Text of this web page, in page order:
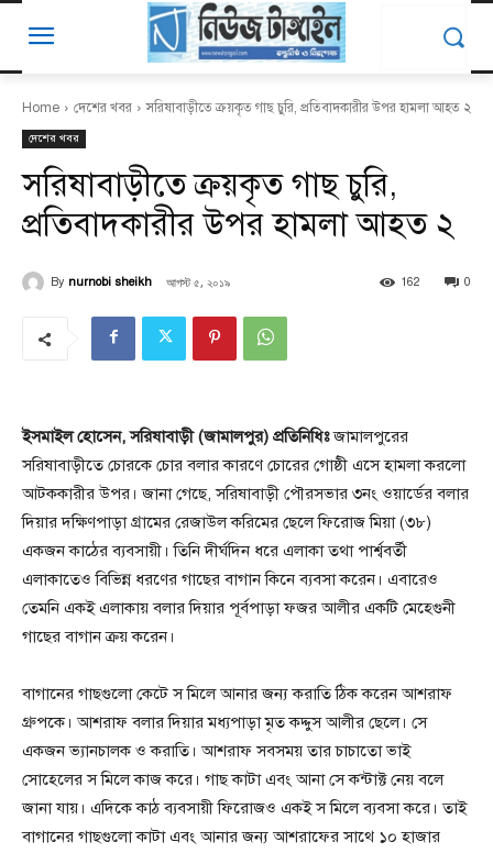
Home দেশের খবর সরিষাবাড়ীতে ক্রয়কৃত গাছ চুরি, প্রতিবাদকারীর উপর হামলা আহত ২
দেশের খবর
সরিষাবাড়ীতে ক্রয়কৃত গাছ চুরি,
প্রতিবাদকারীর উপর হামলা আহত ২
By nurnobi sheikh আগস্ট ৫, ২০১৯ 0
162
ইসমাইল হোসেন, সরিষাবাড়ী (জামালপুর) প্রতিনিধিঃজামালপুরের
সরিষাবাড়ীতে চোরকে চোর বলার কারণে চোরের গোষ্ঠী এসে হামলা করলো
আটককারীর উপর। জানা গেছে, সরিষাবাড়ী পৌরসভার ৩নং ওয়ার্ডের বলার
দিয়ার দক্ষিণপাড়া গ্রামের রেজাউল করিমের ছেলে ফিরোজ মিয়া (৩৮)
একজন কাঠের ব্যবসায়ী। তিনি দীর্ঘদিন ধরে এলাকা তথা পার্শ্ববর্তী
এলাকাতেও বিভিন্ন ধরণের গাছের বাগান কিনে ব্যবসা করেন। এবারেও
তেমনি একই এলাকায় বলার দিয়ার পূর্বপাড়া ফজর আলীর একটি মেহেগুনী
গাছের বাগান ক্রয় করেন।
বাগানের গাছগুলো কেটে স মিলে আনার জন্য করাতি ঠিক করেন আশরাফ
গ্রুপকে। আশরাফ বলার দিয়ার মধ্যপাড়া মৃত কদ্দুস আলীর ছেলে। সে
একজন ভ্যানচালক ও করাতি। আশরাফ সবসময় তার চাচাতো ভাই
সোহেলের স মিলে কাজ করে। গাছ কাটা এবং আনা সে কন্টাক্ট নেয় বলে
জানা যায়। এদিকে কাঠ ব্যবসায়ী ফিরোজও একই স মিলে ব্যবসা করে। তাই
বাগানের গাছগুলো কাটা এবং আনার জন্য আশরাফের সাথে ১০ হাজার